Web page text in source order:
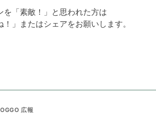
を「素敵！」と思われた方は
」またはシェアをお願いします。
広報